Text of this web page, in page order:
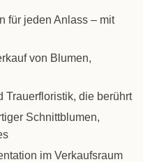
für jeden Anlass – mit
von Blumen,
Trauerfloristik, die berührt
Schnittblumen,
im Verkaufsraum